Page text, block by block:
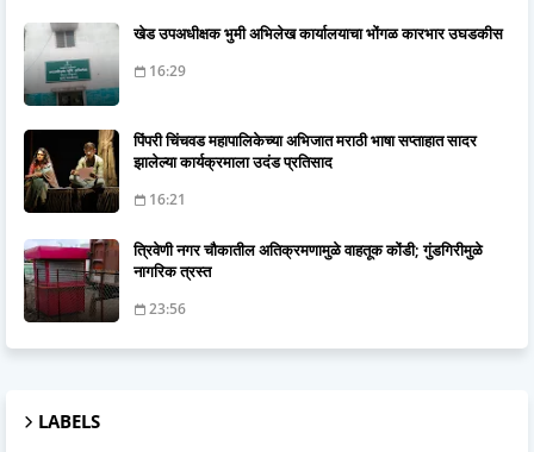
खेड उपअधीक्षक भुमी अभिलेख कार्यालयाचा भोंगळ कारभार उघडकीस
16:29
पिंपरी चिंचवड महापालिकेच्या अभिजात मराठी भाषा सप्ताहात सादर
झालेल्या कार्यक्रमाला उदंड प्रतिसाद
16:21
त्रिवेणी नगर चौकातील अतिक्रमणामुळे वाहतूक कोंडी; गुंडगिरीमुळे
नागरिक त्रस्त
23:56
LABELS